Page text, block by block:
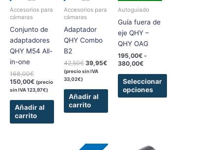
Accesorios para
cámaras
Conjunto de
adaptadores
QHY M54 All-
in-one
168,00€
150,00€ (precio
sin IVA123,97€)
Añadir al
carrito
Accesorios para
cámaras
Adaptador
QHY Combo
B2
42,50€ 39,95€
(precio sin IVA
33,02€)
Añadir al
carrito
Autoguiado
Guía fuera de
eje QHY –
QHY OAG
195,00€ -
380,00€
380,00€
Seleccionar
opciones
opciones
se
pueden
elegir
página